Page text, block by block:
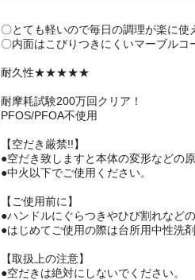
〇とても軽いので毎日の調理が楽に使
耐摩耗試験200万回クリア！
【空だき厳禁!!】
●空だき致しますと本体の変形などの
【ご使用前に】
●ハンドルにぐらつきやひび割れなど
【取扱上の注意】